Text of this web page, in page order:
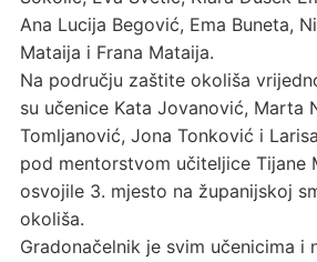
Ana Lucija Begović, Ema Buneta,
Mataija i Frana Mataija.
Na području zaštite okoliša
su učenice Kata Jovanović, Marta
Tomljanović, Jona Tonković i
pod mentorstvom učiteljice Tijane
osvojile 3. mjesto na županijskoj
okoliša.
Gradonačelnik je svim učenicima i